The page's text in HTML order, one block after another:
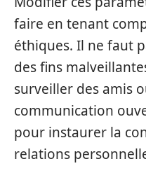
faire en tenant
éthiques. Il ne faut
des fins
surveiller des amis
communication
pour instaurer la
relations